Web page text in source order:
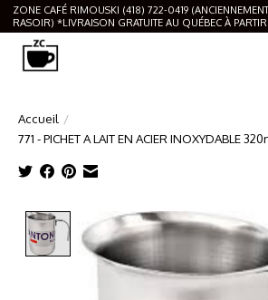
ZONE CAFÉ RIMOUSKI (418) 722-0419
RASOIR) *LIVRAISON GRATUITE AU QUÉBEC À
Accueil /
771 - PICHET A LAIT EN ACIER INOXYDABLE
Product image slideshow